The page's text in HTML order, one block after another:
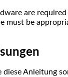
are
must be
diese Anleitung